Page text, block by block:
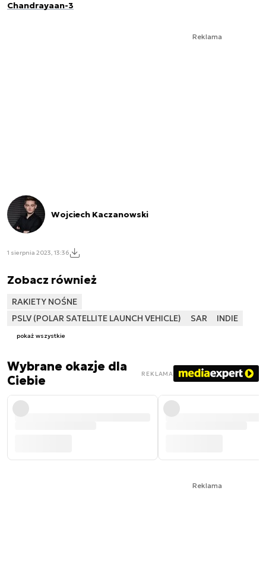
Chandrayaan-3
Reklama
Wojciech Kaczanowski
1 sierpnia 2023, 13:36
Zobacz również
RAKIETY NOŚNE
PSLV (POLAR SATELLITE LAUNCH VEHICLE)
SAR INDIE
pokaż wszystkie
Wybrane okazje dla
Ciebie
REKLAMA
Reklama